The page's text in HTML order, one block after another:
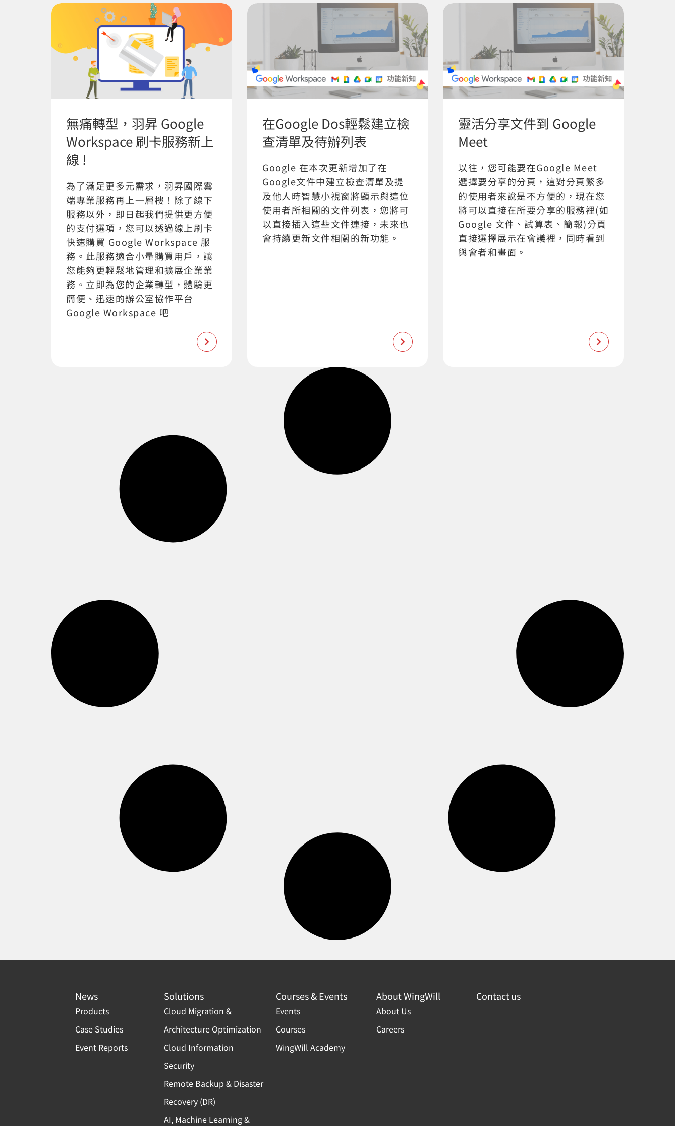
無痛轉型，羽昇 Google
Workspace 刷卡服務新上
線 !
為了滿足更多元需求，羽昇國際雲
端專業服務再上一層樓！除了線下
服務以外，即日起我們提供更方便
的支付選項，您可以透過線上刷卡
快速購買 Google Workspace 服
務。此服務適合小量購買用戶，讓
您能夠更輕鬆地管理和擴展企業業
務。立即為您的企業轉型，體驗更
簡便、迅速的辦公室協作平台
Google Workspace 吧
在Google Dos輕鬆建立檢
查清單及待辦列表
Google 在本次更新增加了在
Google文件中建立檢查清單及提
及他人時智慧小視窗將顯示與這位
使用者所相關的文件列表，您將可
以直接插入這些文件連接，未來也
會持續更新文件相關的新功能。
靈活分享文件到 Google
Meet
以往，您可能要在Google Meet
選擇要分享的分頁，這對分頁繁多
的使用者來說是不方便的，現在您
將可以直接在所要分享的服務裡(如
Google 文件、試算表、簡報)分頁
直接選擇展示在會議裡，同時看到
與會者和畫面。
News
Products
Case Studies
Event Reports
Solutions
Cloud Migration &
Architecture Optimization
Cloud Information
Security
Remote Backup & Disaster
Recovery (DR)
AI, Machine Learning &
Courses & Events
Events
Courses
WingWill Academy
About WingWill
About Us
Careers
Contact us